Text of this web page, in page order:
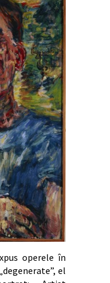
operele în
el